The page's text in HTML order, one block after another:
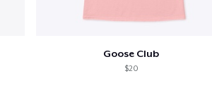
Goose Club
$20